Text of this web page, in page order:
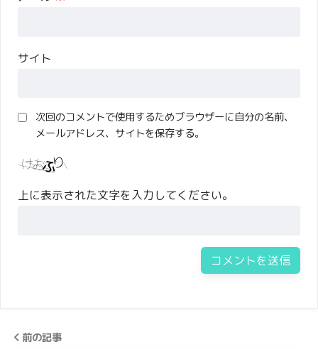
サイト
次回のコメントで使用するためブラウザーに自分の名前、
メールアドレス、サイトを保存する。
上に表示された文字を入力してください。
前の記事